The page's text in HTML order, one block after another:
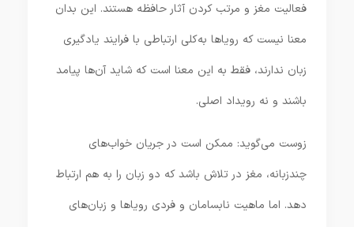
فعالیت مغز و مرتب کردن آثار حافظه هستند. این بدان
معنا نیست که رویاها به‌کلی ارتباطی با فرایند یادگیری
زبان ندارند، فقط به این معنا است که شاید آن‌ها پیامد
باشند و نه رویداد اصلی.
زوست می‌گوید: ممکن است در جریان خواب‌های
چندزبانه، مغز در تلاش باشد که دو زبان را به هم ارتباط
دهد. اما ماهیت نابسامان و فردی رویاها و زبان‌های